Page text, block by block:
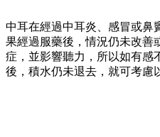
中耳在經過中耳炎、感冒或鼻
果經過服藥後，情況仍未改善
症，並影響聽力，所以如有感
後，積水仍未退去，就可考慮